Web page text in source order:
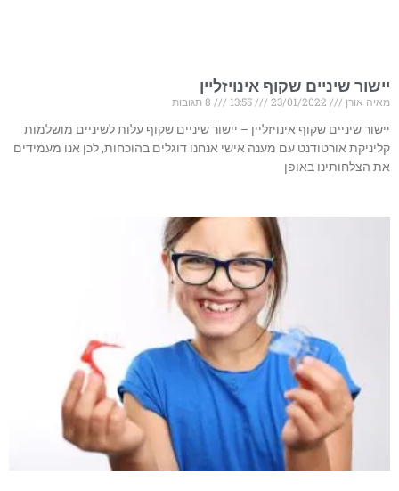
יישור שיניים שקוף אינויזליין
מאיה אורן
יישור שיניים שקוף אינויזליין – יישור שיניים שקוף עלות לשיניים מושלמות
קליניקת אורטודנט עם מענה אישי אנחנו דוגלים בהוכחות, לכן אנו מעמידים
את הצלחותינו באופן